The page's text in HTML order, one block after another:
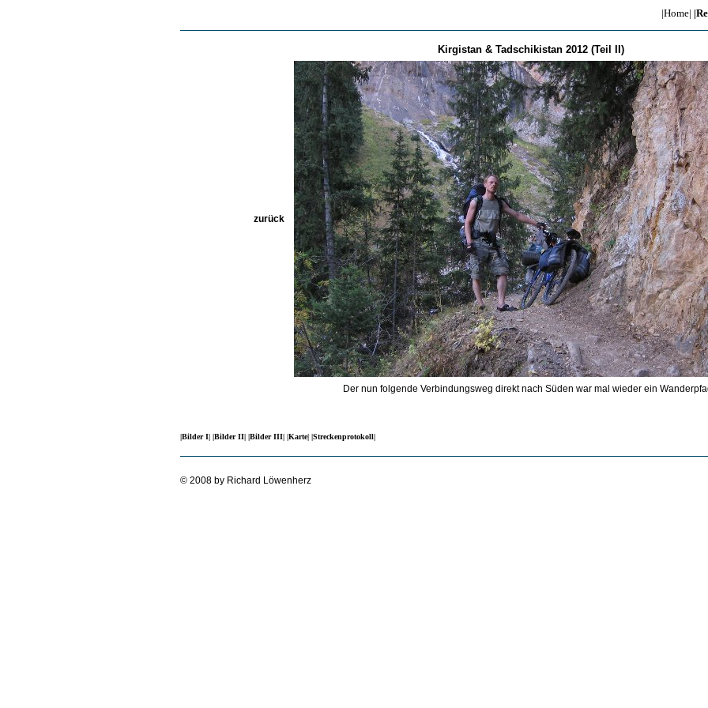
|Home|
Kirgistan & Tadschikistan 2012 (Teil II)
zurück
Der nun folgende Verbindungsweg direkt nach Süden war mal wieder ein
|Bilder I| |Bilder II| |Bilder III| |Karte| |Streckenprotokoll|
© 2008 by Richard Löwenherz